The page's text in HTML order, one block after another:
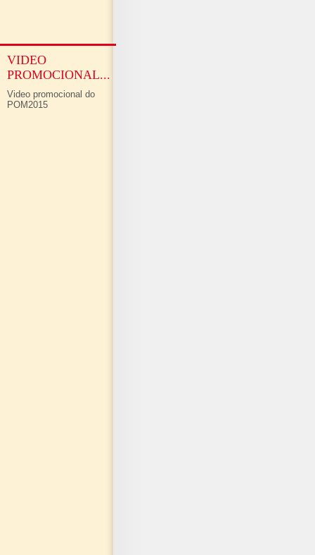
VIDEO
PROMOCIONAL...
Video promocional do
POM2015